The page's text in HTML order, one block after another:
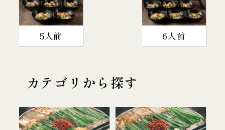
5人前 6人前
カテゴリから探す